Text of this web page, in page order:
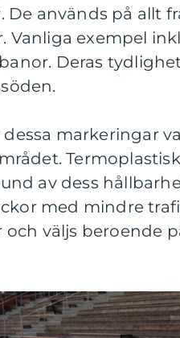
De används på allt
Vanliga exempel
Deras
markeringar
av dess
med mindre
väljs beroende